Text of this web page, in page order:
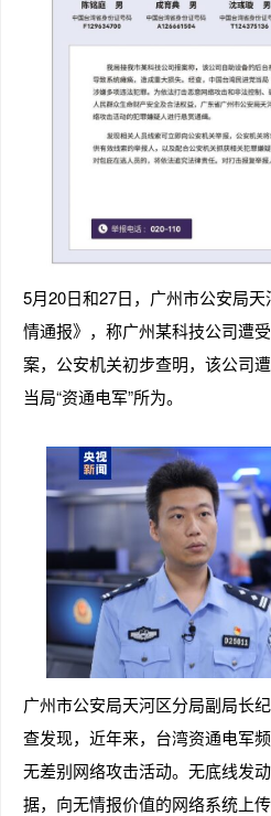
5月20日和27日，广州市公安局
情通报》，称广州某科技公司遭
案，公安机关初步查明，该公司
当局“资通电军”所为。
广州市公安局天河区分局副局长
查发现，近年来，台湾资通电军
无差别网络攻击活动。无底线发
据，向无情报价值的网络系统上